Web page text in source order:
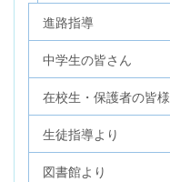
進路指導
中学生の皆さん
在校生・保護者の皆様
生徒指導より
図書館より